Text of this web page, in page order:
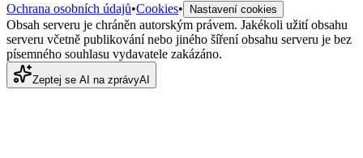
Ochrana osobních údajů•Cookies• Nastavení cookies
Obsah serveru je chráněn autorským právem. Jakékoli užití obsahu
serveru včetně publikování nebo jiného šíření obsahu serveru je bez
písemného souhlasu vydavatele zakázáno.
Zeptej se AI na zprávyAI